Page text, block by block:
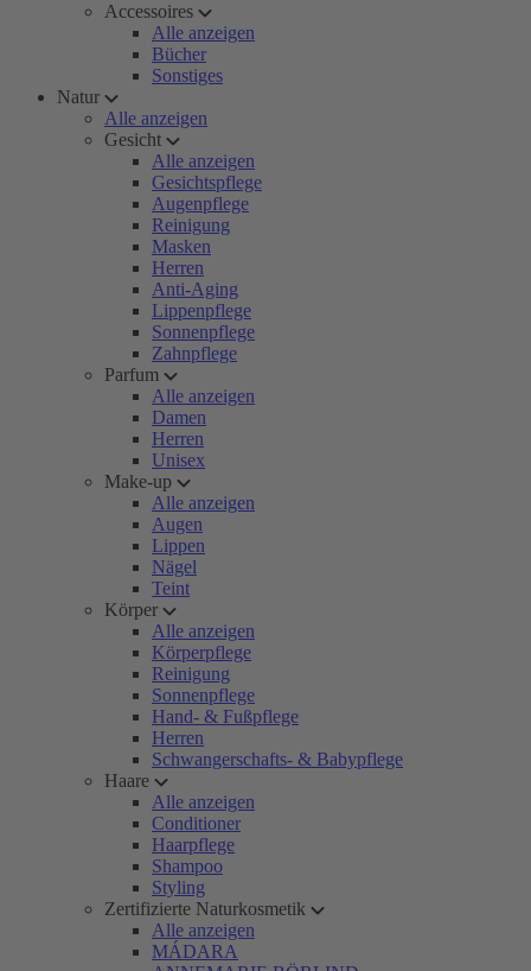
Accessoires
Alle anzeigen
Bücher
Sonstiges
Natur
Alle anzeigen
Gesicht
Alle anzeigen
Gesichtspflege
Augenpflege
Reinigung
Masken
Herren
Anti-Aging
Lippenpflege
Sonnenpflege
Zahnpflege
Parfum
Alle anzeigen
Damen
Herren
Unisex
Make-up
Alle anzeigen
Augen
Lippen
Nägel
Teint
Körper
Alle anzeigen
Körperpflege
Reinigung
Sonnenpflege
Hand- & Fußpflege
Herren
Schwangerschafts- & Babypflege
Haare
Alle anzeigen
Conditioner
Haarpflege
Shampoo
Styling
Zertifizierte Naturkosmetik
Alle anzeigen
MÁDARA